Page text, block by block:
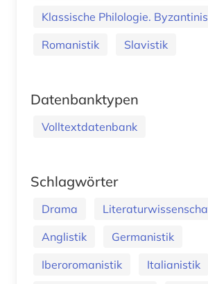
Klassische Philologie.
Romanistik
Slavistik
Datenbanktypen
Volltextdatenbank
Schlagwörter
Drama
Anglistik
Germanistik
Iberoromanistik
Italianistik